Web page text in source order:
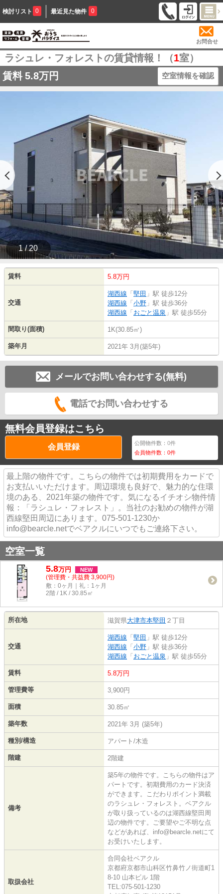
検討リスト 0 最近見た物件 0
お問合せ
ラシュレ・フォレストの賃貸情報！（1室）
賃料 5.8万円 空室情報を確認
1 / 20
賃料 5.8万円
交通
湖西線 「 堅田 」駅 徒歩12分
湖西線 「 小野 」駅 徒歩36分
湖西線 「 おごと温泉 」駅 徒歩55分
間取り(面積) 1K(30.85㎡)
築年月 2021年 3月(築5年)
メールでお問い合わせする(無料)
電話でお問い合わせする
無料会員登録はこちら
会員登録 公開物件数：0件
会員物件数：0件
最上階の物件です。こちらの物件では初期費用をカードで
お支払いいただけます。周辺環境も良好で、魅力的な住環
境のある、2021年築の物件です。気になるイチオシ物件情
報：「ラシュレ・フォレスト」。当社のお勧めの物件が湖
西線堅田周辺にあります。075-501-1230か
info@bearcle.netでベアクルにいつでもご連絡下さい。
空室一覧
5.8万円 NEW
(管理費・共益費 3,900円)
敷：0ヶ月｜礼：1ヶ月
2階 / 1K / 30.85㎡
所在地 滋賀県大津市本堅田 ２丁目
交通
湖西線 「 堅田 」駅 徒歩12分
湖西線 「 小野 」駅 徒歩36分
湖西線 「 おごと温泉 」駅 徒歩55分
賃料 5.8万円
管理費等 3,900円
面積 30.85㎡
築年数 2021年 3月 (築5年)
種別/構造 アパート/木造
階建 2階建
備考
築5年の物件です。こちらの物件はア
パートです。初期費用のカード決済
ができます。こだわりポイント満載
のラシュレ・フォレスト。ベアクル
が取り扱っているのは湖西線堅田周
辺の物件です。ご要望やご不明な点
などがあれば、info@bearcle.netにて
お受けいたします。
取扱会社
合同会社ベアクル
京都府京都市山科区竹鼻竹ノ街道町1
8-10 山本ビル 1階
TEL:075-501-1230